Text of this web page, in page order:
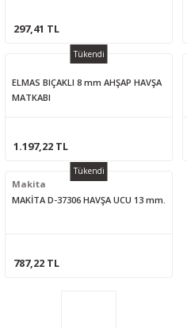
297,41 TL
Tükendi
ELMAS BIÇAKLI 8 mm AHŞAP HAVŞA
MATKABI
1.197,22 TL
Tükendi
Makita
MAKİTA D-37306 HAVŞA UCU 13 mm.
787,22 TL